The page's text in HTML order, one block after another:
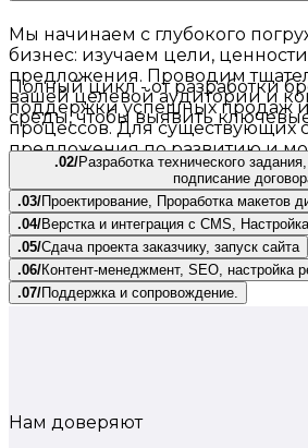
Полный цикл - от разработки
поддержки успешных продаж и
процессов. Для существующих
предложения по развитию и
Мы начинаем с глубокого
бизнес: изучаем цели,
предложения. Проводим
вашей целевой аудитории и
среды, чтобы выявить
.02/Разработка технического
подписание
.03/Проектирование, Проработка макетов
.04/Верстка и интеграция с CMS,
.05/Сдача проекта заказчику, запуск сайта
.06/Контент-менеджмент, SEO, настройка
.07/Поддержка и сопровождение.
Нам доверяют